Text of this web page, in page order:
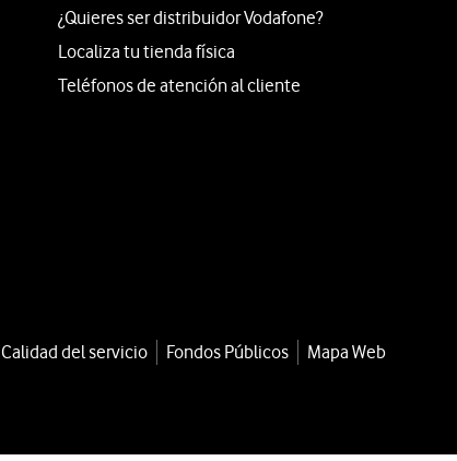
¿Quieres ser distribuidor Vodafone?
Localiza tu tienda física
Teléfonos de atención al cliente
Calidad del servicio Fondos Públicos
Mapa Web